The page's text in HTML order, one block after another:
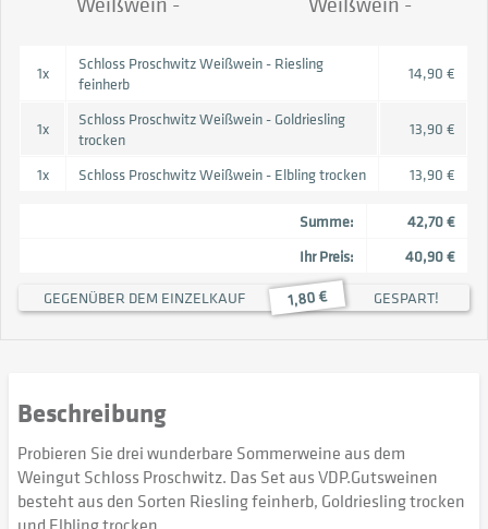
1x
Schloss Proschwitz Weißwein - Riesling
feinherb
14,90 €
1x
Schloss Proschwitz Weißwein - Goldriesling
trocken
13,90 €
1x Schloss Proschwitz Weißwein - Elbling trocken 13,90 €
Summe:
42,70 €
Ihr Preis:
40,90 €
GEGENÜBER DEM EINZELKAUF
1,80 € GESPART!
Beschreibung
Probieren Sie drei wunderbare Sommerweine aus dem
Weingut Schloss Proschwitz. Das Set aus VDP.Gutsweinen
besteht aus den Sorten Riesling feinherb, Goldriesling trocken